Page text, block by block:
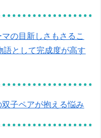
の目新しさもさるこ
語として完成度が高す
双子ペアが抱える悩み